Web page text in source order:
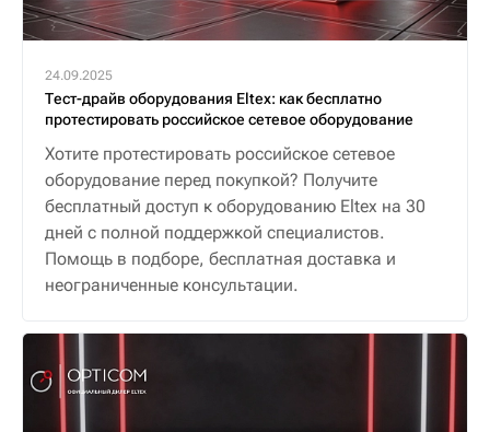
24.09.2025
Тест-драйв оборудования Eltex: как бесплатно
протестировать российское сетевое оборудование
Хотите протестировать российское сетевое
оборудование перед покупкой? Получите
бесплатный доступ к оборудованию Eltex на 30
дней с полной поддержкой специалистов.
Помощь в подборе, бесплатная доставка и
неограниченные консультации.